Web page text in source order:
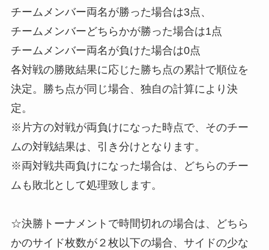
チームメンバー両名が勝った場合は3点、
チームメンバーどちらかが勝った場合は1点
チームメンバー両名が負けた場合は0点
各対戦の勝敗結果に応じた勝ち点の累計で順位を
決定。勝ち点が同じ場合、独自の計算により決
定。
※片方の対戦が両負けになった時点で、そのチー
ムの対戦結果は、引き分けとなります。
※両対戦共両負けになった場合は、どちらのチー
ムも敗北として処理致します。
☆決勝トーナメントで時間切れの場合は、どちら
かのサイド枚数が２枚以下の場合、サイドの少な